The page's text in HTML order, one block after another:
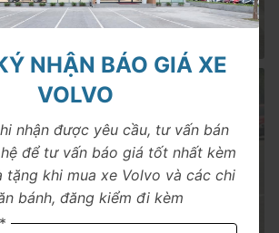
NHẬN BÁO GIÁ XE
VOLVO
nhận được yêu cầu, tư vấn bán
để tư vấn báo giá tốt nhất kèm
tặng khi mua xe Volvo và các chi
bánh, đăng kiểm đi kèm